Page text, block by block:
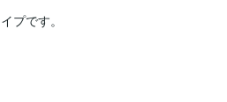
プです。